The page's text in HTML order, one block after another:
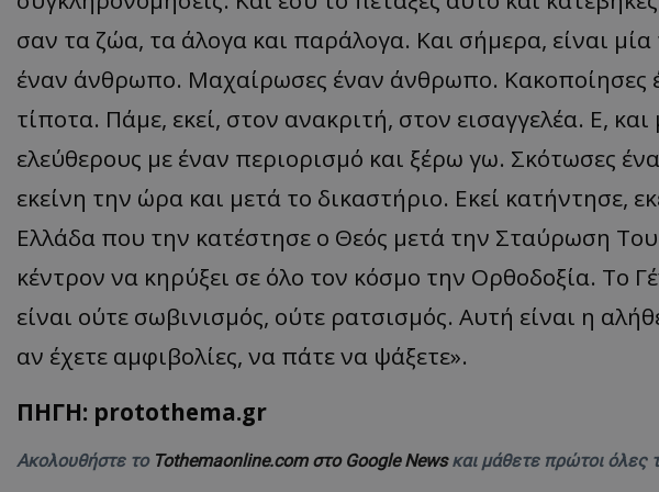
σαν τα ζώα, τα άλογα και παράλογα. Και σήμερα, είναι
έναν άνθρωπο. Μαχαίρωσες έναν άνθρωπο. Κακοποίησες
τίποτα. Πάμε, εκεί, στον ανακριτή, στον εισαγγελέα. Ε,
ελεύθερους με έναν περιορισμό και ξέρω γω. Σκότωσες
εκείνη την ώρα και μετά το δικαστήριο. Εκεί κατήντησε,
Ελλάδα που την κατέστησε ο Θεός μετά την Σταύρωση
κέντρον να κηρύξει σε όλο τον κόσμο την Ορθοδοξία. Το
είναι ούτε σωβινισμός, ούτε ρατσισμός. Αυτή είναι η
αν έχετε αμφιβολίες, να πάτε να ψάξετε».
ΠΗΓΗ: protothema.gr
Ακολουθήστε το Tothemaonline.com στο Google Newsκαι μάθετε πρώτοι όλες
ASP.NET_SessionId
Microsoft
VISITOR_PRIVACY_METADATA
YouTube
__cf_bm